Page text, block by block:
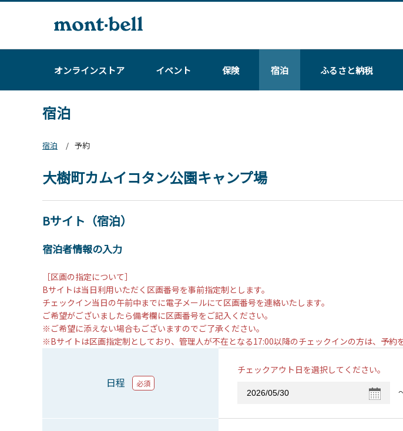
オンラインストア イベント 保険 宿泊 ふるさと納税
宿泊
宿泊
予約
大樹町カムイコタン公園キャンプ場
Bサイト（宿泊）
宿泊者情報の入力
［区画の指定について］
Bサイトは当日利用いただく区画番号を事前指定制とします。
チェックイン当日の午前中までに電子メールにて区画番号を連絡いたします。
ご希望がございましたら備考欄に区画番号をご記入ください。
※ご希望に添えない場合もございますのでご了承ください。
※Bサイトは区画指定制としており、管理人が不在となる17:00以降のチェックインの方は、予約
日程 必須
チェックアウト日を選択してください。